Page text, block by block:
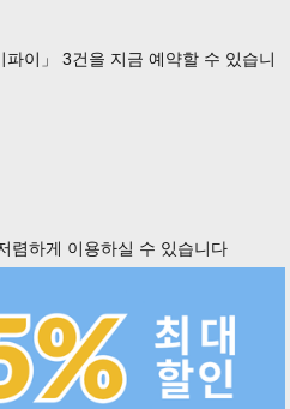
이」 3건을 지금 예약할 수 있습니
렴하게 이용하실 수 있습니다